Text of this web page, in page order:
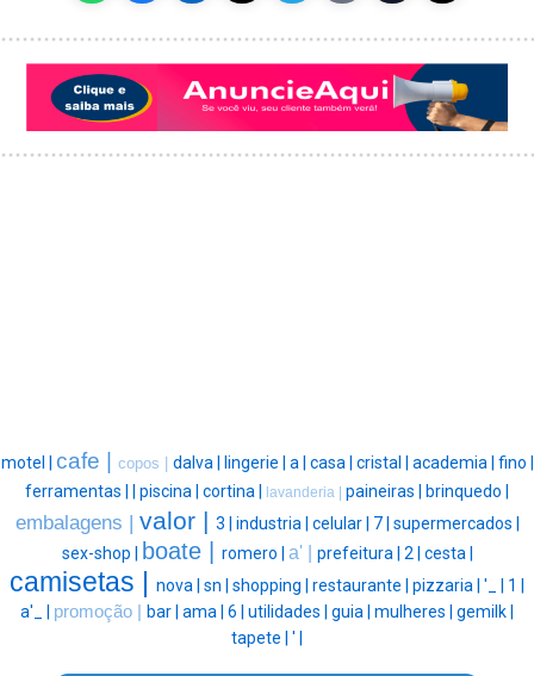
motel | cafe | copos | dalva | lingerie | a | casa | cristal | academia | fino |
ferramentas |
piscina | cortina | lavanderia | paineiras | brinquedo |
embalagens | valor | 3 | industria | celular | 7 | supermercados |
sex-shop |
boate | romero | a' | prefeitura | 2 | cesta |
camisetas | nova | sn | shopping | restaurante | pizzaria | '_ | 1 |
a'_ | promoção | bar | ama | 6 | utilidades | guia | mulheres | gemilk |
tapete | ' |